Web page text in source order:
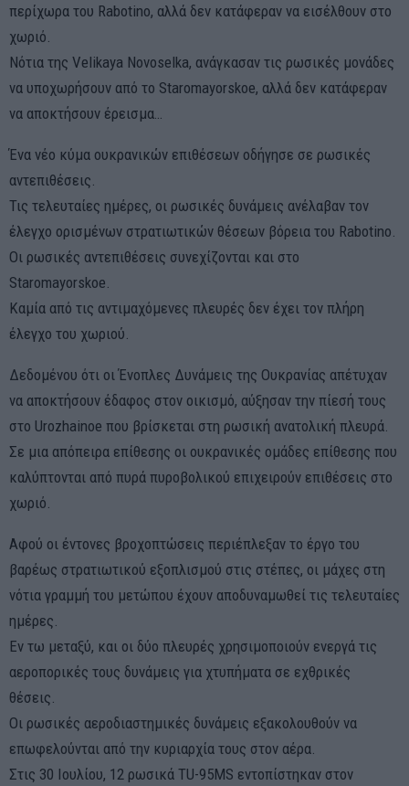
περίχωρα του Rabotino, αλλά δεν κατάφεραν να εισέλθουν στο
χωριό.
Νότια της Velikaya Novoselka, ανάγκασαν τις ρωσικές μονάδες
να υποχωρήσουν από το Staromayorskoe, αλλά δεν κατάφεραν
να αποκτήσουν έρεισμα…
Ένα νέο κύμα ουκρανικών επιθέσεων οδήγησε σε ρωσικές
αντεπιθέσεις.
Τις τελευταίες ημέρες, οι ρωσικές δυνάμεις ανέλαβαν τον
έλεγχο ορισμένων στρατιωτικών θέσεων βόρεια του Rabotino.
Οι ρωσικές αντεπιθέσεις συνεχίζονται και στο
Staromayorskoe.
Καμία από τις αντιμαχόμενες πλευρές δεν έχει τον πλήρη
έλεγχο του χωριού.
Δεδομένου ότι οι Ένοπλες Δυνάμεις της Ουκρανίας απέτυχαν
να αποκτήσουν έδαφος στον οικισμό, αύξησαν την πίεσή τους
στο Urozhainoe που βρίσκεται στη ρωσική ανατολική πλευρά.
Σε μια απόπειρα επίθεσης οι ουκρανικές ομάδες επίθεσης που
καλύπτονται από πυρά πυροβολικού επιχειρούν επιθέσεις στο
χωριό.
Αφού οι έντονες βροχοπτώσεις περιέπλεξαν το έργο του
βαρέως στρατιωτικού εξοπλισμού στις στέπες, οι μάχες στη
νότια γραμμή του μετώπου έχουν αποδυναμωθεί τις τελευταίες
ημέρες.
Εν τω μεταξύ, και οι δύο πλευρές χρησιμοποιούν ενεργά τις
αεροπορικές τους δυνάμεις για χτυπήματα σε εχθρικές
θέσεις.
Οι ρωσικές αεροδιαστημικές δυνάμεις εξακολουθούν να
επωφελούνται από την κυριαρχία τους στον αέρα.
Στις 30 Ιουλίου, 12 ρωσικά TU-95MS εντοπίστηκαν στον